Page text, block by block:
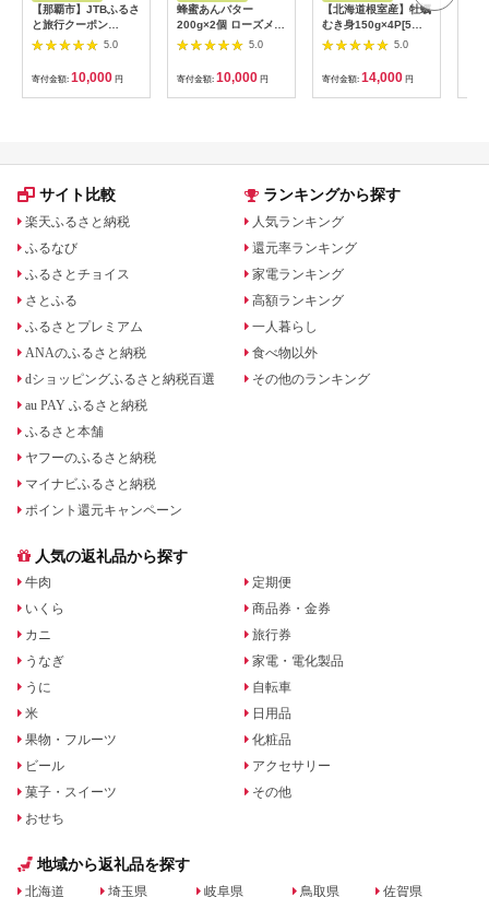
【那覇市】JTBふるさ
と旅行クーポン
（3,000円分）有効期
間3年（Eメール発
行）｜旅行 トラベル
予約 国内旅行 JTB 宿
泊 観光 体験 旅行券
人気 おすすめ 旅行ク
ン ネット予約 電話 有
5.0
寄付金額: 10,000 円
蜂蜜あんバター
200g×2個 ローズメイ
[あんバター はちみ
つ 発酵バター あん
こ 水あめ不使用 秋
田県 大仙市]
5.0
寄付金額: 10,000 円
【北海道根室産】牡蠣
むき身150g×4P[5月
下旬以降発送] A-
5.0
寄付金額: 14,000 円
サイト比較
楽天ふるさと納税
ふるなび
ふるさとチョイス
さとふる
ふるさとプレミアム
ANAのふるさと納税
dショッピングふるさと納税百選
au PAY ふるさと納税
ふるさと本舗
ヤフーのふるさと納税
マイナビふるさと納税
ポイント還元キャンペーン
ランキングから探す
人気ランキング
還元率ランキング
家電ランキング
高額ランキング
一人暮らし
食べ物以外
その他のランキング
人気の返礼品から探す
牛肉
いくら
カニ
うなぎ
うに
米
果物・フルーツ
ビール
菓子・スイーツ
おせち
定期便
商品券・金券
旅行券
家電・電化製品
自転車
日用品
化粧品
アクセサリー
その他
地域から返礼品を探す
北海道 埼玉県 岐阜県 鳥取県 佐賀県